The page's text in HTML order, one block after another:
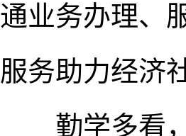
通业务办理、
服务助力经济
勤学多看，